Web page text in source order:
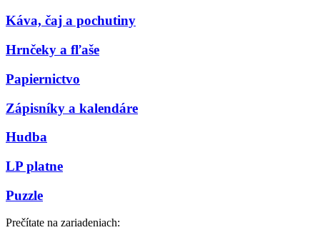
Káva, čaj a pochutiny
Hrnčeky a fľaše
Papiernictvo
Zápisníky a kalendáre
Hudba
LP platne
Puzzle
Prečítate na zariadeniach: